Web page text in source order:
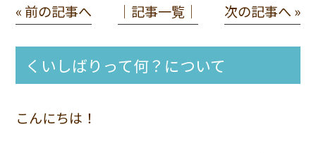
« 前の記事へ │記事一覧│ 次の記事へ »
くいしばりって何？について
こんにちは！